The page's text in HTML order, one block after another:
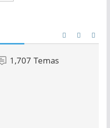
1,707 Temas